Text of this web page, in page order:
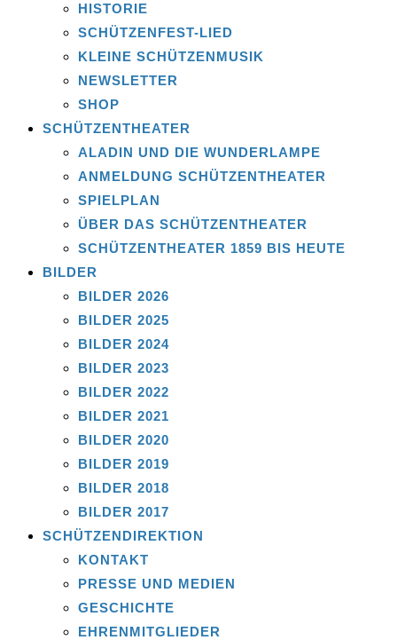
HISTORIE
SCHÜTZENFEST-LIED
KLEINE SCHÜTZENMUSIK
NEWSLETTER
SHOP
SCHÜTZENTHEATER
ALADIN UND DIE WUNDERLAMPE
ANMELDUNG SCHÜTZENTHEATER
SPIELPLAN
ÜBER DAS SCHÜTZENTHEATER
SCHÜTZENTHEATER 1859 BIS HEUTE
BILDER
BILDER 2026
BILDER 2025
BILDER 2024
BILDER 2023
BILDER 2022
BILDER 2021
BILDER 2020
BILDER 2019
BILDER 2018
BILDER 2017
SCHÜTZENDIREKTION
KONTAKT
PRESSE UND MEDIEN
GESCHICHTE
EHRENMITGLIEDER